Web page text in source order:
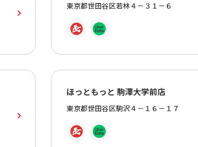
東京都世田谷区若林４－３１－６
ほっともっと 駒澤大学前店
東京都世田谷区駒沢４－１６－１７